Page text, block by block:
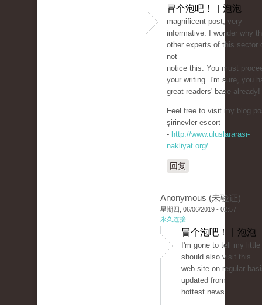
冒个泡吧！ | 泡泡
magnificent post, very
informative. I wonder why
other experts of this sector
not
notice this. You must
your writing. I'm sure, you
great readers' base already!
Feel free to visit my blog
şirinevler escort
- http://www.uluslararasi-
nakliyat.org/
回复
Anonymous (未验证)
星期四, 06/06/2019 - 02:57
永久连接
冒个泡吧！ | 泡泡
I'm gone to tell my
should also visit this
web site on regular
updated from
hottest news.